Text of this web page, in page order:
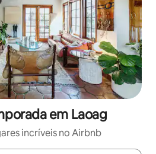
em Laoag
incríveis no Airbnb